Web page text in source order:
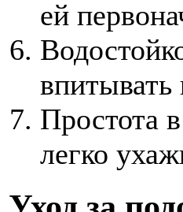
ей
впитывать
Простота
легко